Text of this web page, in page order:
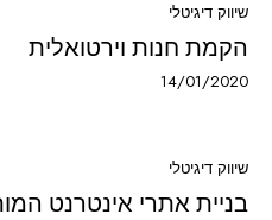
שיווק דיגיטלי
הקמת חנות וירטואלית
14/01/2020
שיווק דיגיטלי
בניית אתרי אינטרנט